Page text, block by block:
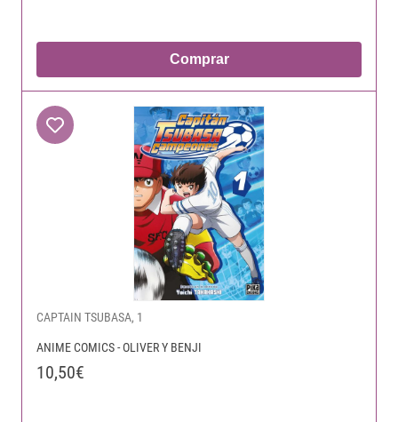
Comprar
CAPTAIN TSUBASA, 1
ANIME COMICS - OLIVER Y BENJI
10,50€